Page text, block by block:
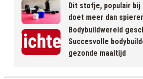
Dit stofje, populair bij
doet meer dan
Bodybuildwereld
Succesvolle
gezonde maaltijd